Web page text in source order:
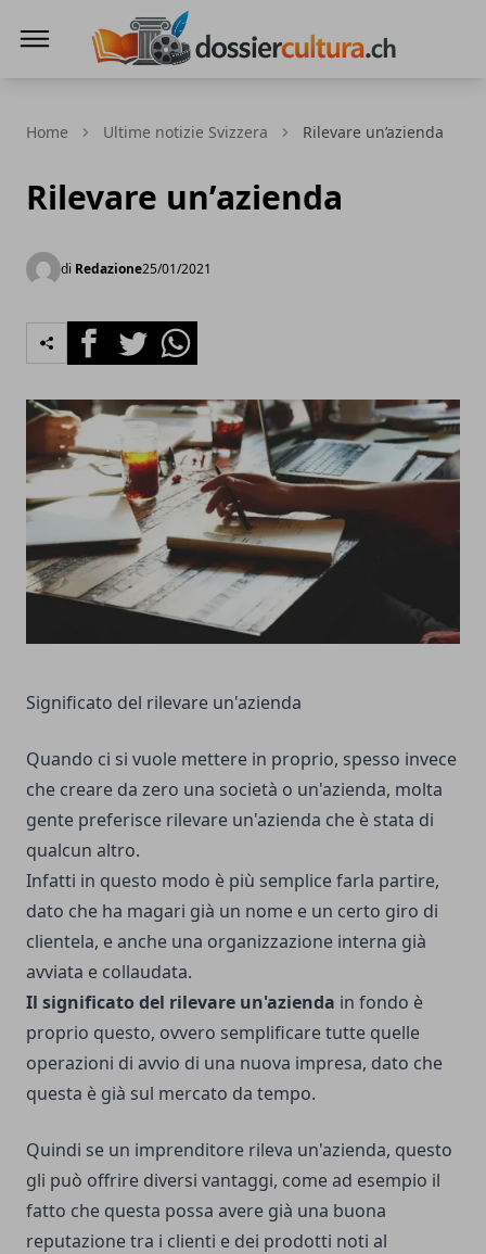
Home Ultime notizie Svizzera Rilevare un’azienda
Rilevare un’azienda
di Redazione25/01/2021
FacebookTwitterWhatsapp
Significato del rilevare un'azienda
Quando ci si vuole mettere in proprio, spesso invece
che creare da zero una società o un'azienda, molta
gente preferisce rilevare un'azienda che è stata di
qualcun altro.
Infatti in questo modo è più semplice farla partire,
dato che ha magari già un nome e un certo giro di
clientela, e anche una organizzazione interna già
avviata e collaudata.
Il significato del rilevare un'azienda in fondo è
proprio questo, ovvero semplificare tutte quelle
operazioni di avvio di una nuova impresa, dato che
questa è già sul mercato da tempo.
Quindi se un imprenditore rileva un'azienda, questo
gli può offrire diversi vantaggi, come ad esempio il
fatto che questa possa avere già una buona
reputazione tra i clienti e dei prodotti noti al